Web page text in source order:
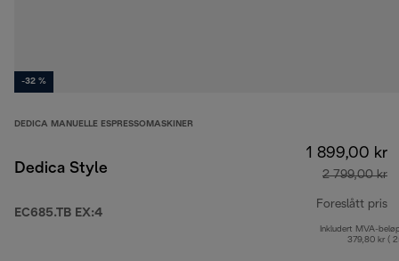
-32 %
DEDICA MANUELLE ESPRESSOMASKINER
Dedica Style
EC685.TB EX:4
1 899,00 kr
2 799,00 kr
Foreslått pris
Inkludert MVA-
379,80 kr (